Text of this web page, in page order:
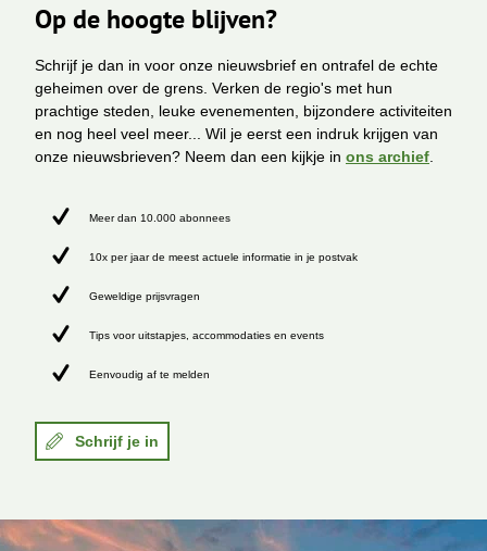
Op de hoogte blijven?
Schrijf je dan in voor onze nieuwsbrief en ontrafel de echte
geheimen over de grens. Verken de regio's met hun
prachtige steden, leuke evenementen, bijzondere activiteiten
en nog heel veel meer... Wil je eerst een indruk krijgen van
onze nieuwsbrieven? Neem dan een kijkje in ons archief
Meer dan 10.000 abonnees
10x per jaar de meest actuele informatie in je postvak
Geweldige prijsvragen
Tips voor uitstapjes, accommodaties en events
Eenvoudig af te melden
Schrijf je in